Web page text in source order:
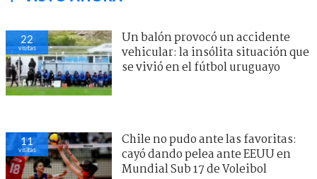
22
visitas
Un balón provocó un accidente
vehicular: la insólita situación que
se vivió en el fútbol uruguayo
11
visitas
Chile no pudo ante las favoritas:
cayó dando pelea ante EEUU en
Mundial Sub 17 de Voleibol